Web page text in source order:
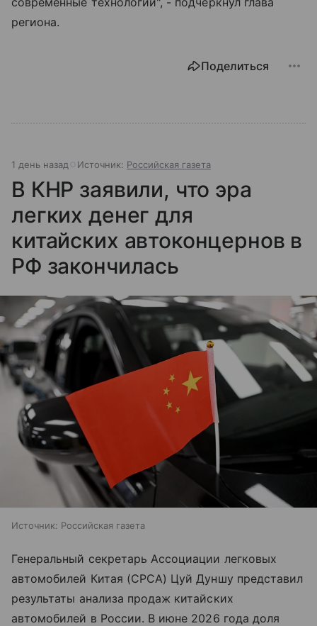
региона.
Поделиться
1 день назад Источник: Российская газета
В КНР заявили, что эра
легких денег для
китайских автоконцернов в
РФ закончилась
Источник: Российская газета
Генеральный секретарь Ассоциации легковых
автомобилей Китая (CPCA) Цуй Дуншу представил
результаты анализа продаж китайских
автомобилей в России. В июне 2026 года доля